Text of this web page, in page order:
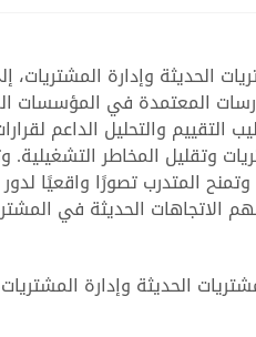
الحديثة وإدارة
المعتمدة في المؤسسات
التقييم والتحليل الداعم
وتقليل المخاطر التشغيلية.
المتدرب تصورًا واقعيًا
الاتجاهات الحديثة في
الحديثة وإدارة